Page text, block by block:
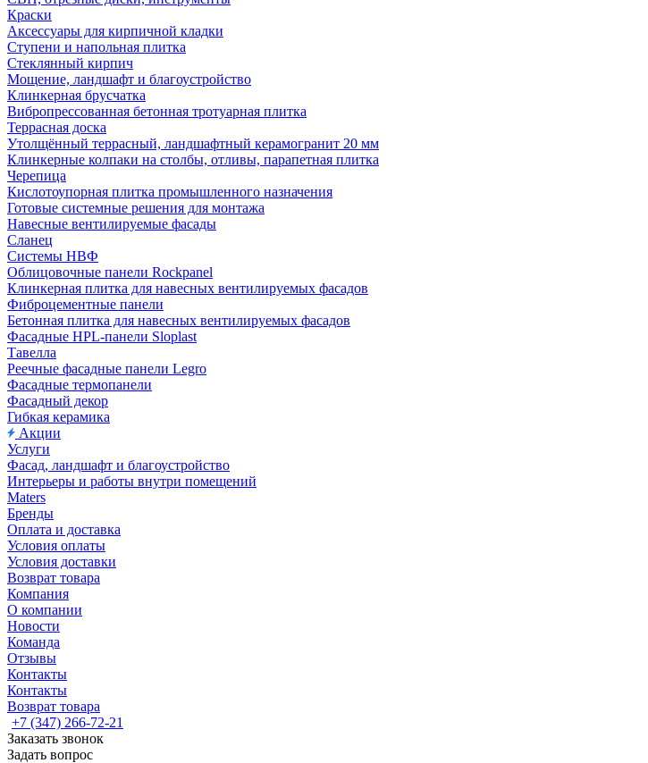
Краски
Аксессуары для кирпичной кладки
Ступени и напольная плитка
Cтеклянный кирпич
Мощение, ландшафт и благоустройство
Клинкерная брусчатка
Вибропрессованная бетонная тротуарная плитка
Террасная доска
Утолщённый террасный, ландшафтный керамогранит 20 мм
Клинкерные колпаки на столбы, отливы, парапетная плитка
Черепица
Кислотоупорная плитка промышленного назначения
Готовые системные решения для монтажа
Навесные вентилируемые фасады
Сланец
Системы НВФ
Облицовочные панели Rockpanel
Клинкерная плитка для навесных вентилируемых фасадов
Фиброцементные панели
Бетонная плитка для навесных вентилируемых фасадов
Фасадные HPL-панели Sloplast
Тавелла
Реечные фасадные панели Legro
Фасадные термопанели
Фасадный декор
Гибкая керамика
Акции
Услуги
Фасад, ландшафт и благоустройство
Интерьеры и работы внутри помещений
Maters
Бренды
Оплата и доставка
Условия оплаты
Условия доставки
Возврат товара
Компания
О компании
Новости
Команда
Отзывы
Контакты
Контакты
Возврат товара
+7 (347) 266-72-21
Заказать звонок
Задать вопрос